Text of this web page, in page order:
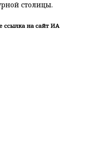
столицы.
ссылка на сайт ИА